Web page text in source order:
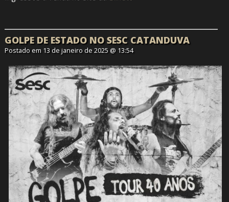
GOLPE DE ESTADO NO SESC CATANDUVA
Postado em 13 de janeiro de 2025 @ 13:54